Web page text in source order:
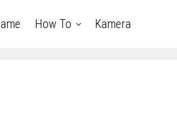
How To Kamera